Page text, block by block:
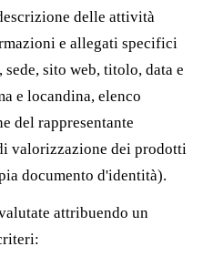
delle attività
e allegati specifici
sito web, titolo, data e
e locandina, elenco
del rappresentante
valorizzazione dei prodotti
documento d'identità).
attribuendo un